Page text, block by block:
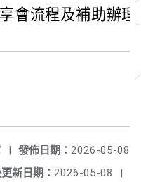
會流程及補助辦
發佈日期： 2026-05-08
|
新日期： 2026-05-08 |